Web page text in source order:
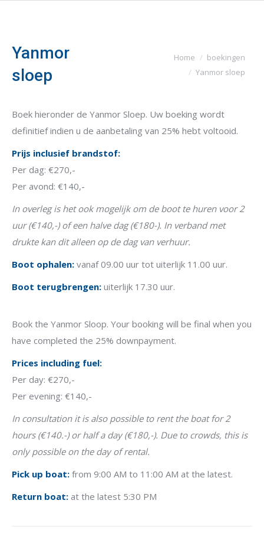
Yanmor
sloep
Home
boekingen
Yanmor sloep
Boek hieronder de Yanmor Sloep. Uw boeking wordt
definitief indien u de aanbetaling van 25% hebt voltooid.
Prijs inclusief brandstof:
Per dag: €270,-
Per avond: €140,-
In overleg is het ook mogelijk om de boot te huren voor 2
uur (€140,-) of een halve dag (€180-). In verband met
drukte kan dit alleen op de dag van verhuur.
Boot ophalen: vanaf 09.00 uur tot uiterlijk 11.00 uur.
Boot terugbrengen: uiterlijk 17.30 uur.
Book the Yanmor Sloop. Your booking will be final when you
have completed the 25% downpayment.
Prices including fuel:
Per day: €270,-
Per evening: €140,-
In consultation it is also possible to rent the boat for 2
hours (€140.-) or half a day (€180,-). Due to crowds, this is
only possible on the day of rental.
Pick up boat: from 9:00 AM to 11:00 AM at the latest.
Return boat: at the latest 5:30 PM